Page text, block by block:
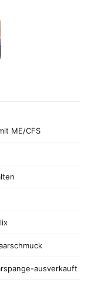
ME/CFS
ausverkauft